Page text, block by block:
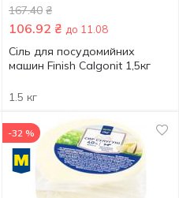
167.40 ₴
106.92 ₴ до 11.08
Сіль для посудомийних
машин Finish Calgonit 1,5кг
1.5 кг
-32 %